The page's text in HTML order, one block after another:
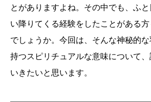
とがありますよね。その中でも、ふ
い降りてくる経験をしたことがある
でしょうか。今回は、そんな神秘的
持つスピリチュアルな意味について
いきたいと思います。